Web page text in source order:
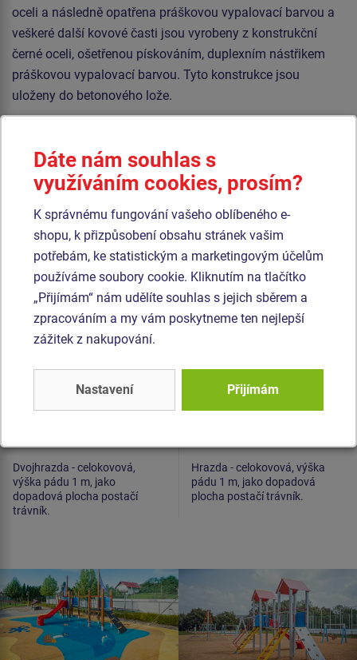
oceli a následně opatřena práškovou vypalovací barvou a
veškeré další kovové časti jsou vyrobeny z konstrukční
černé oceli, ošetřenou pískováním, duplexním nástřikem
práškovou vypalovací barvou. Tyto konstrukce jsou
uloženy do betonového lože.
Podobnézboží
Produkt - HRA-8201K-10
Dvojhrazda -
celokovová (v.p. 1 m)
Dvojhrazda - celokovová,
výška pádu 1 m, jako
dopadová plocha postačí
trávník.
Produkt - HRA-8101K-10
Hrazda - celokovová
(v.p. 1 m)
Hrazda - celokovová, výška
pádu 1 m, jako dopadová
plocha postačí trávník.
Dáte nám souhlas s
využíváním cookies, prosím?
K správnému fungování vašeho oblíbeného e-
shopu, k přizpůsobení obsahu stránek vašim
potřebám, ke statistickým a marketingovým účelům
používáme soubory cookie. Kliknutím na tlačítko
„Přijímám“ nám udělíte souhlas s jejich sběrem a
zpracováním a my vám poskytneme ten nejlepší
zážitek z nakupování.
Nastavení Přijímám